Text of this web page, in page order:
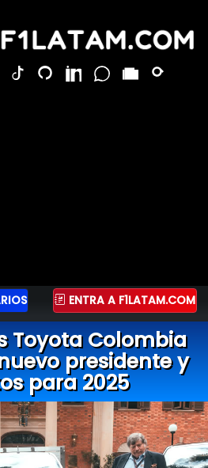
ENTRA A F1LATAM.COM
Toyota Colombia
presidente y
para 2025